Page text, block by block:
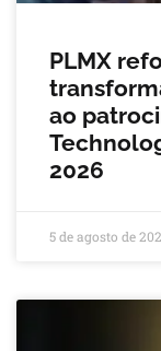
PLMX
ao
2026
5 de agosto de